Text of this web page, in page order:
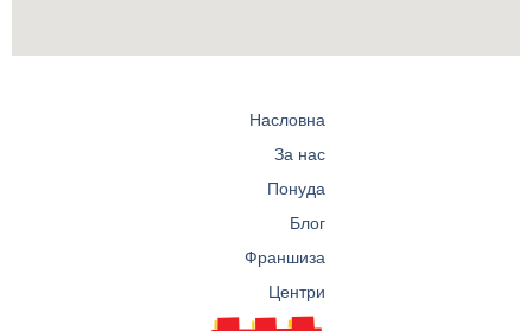
Насловна
За нас
Понуда
Блог
Франшиза
Центри